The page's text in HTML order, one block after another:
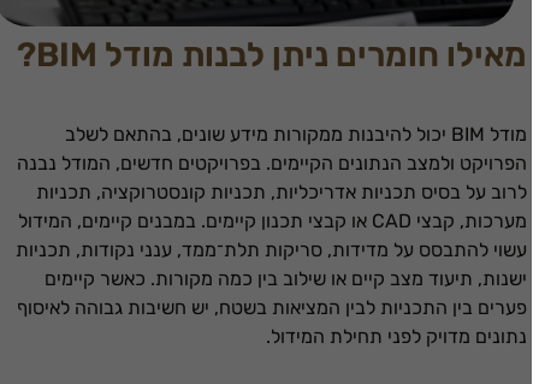
מאילו חומרים ניתן לבנות מודל BIM?
מודל BIM יכול להיבנות ממקורות מידע שונים, בהתאם לשלב
הפרויקט ולמצב הנתונים הקיימים. בפרויקטים חדשים, המודל נבנה
לרוב על בסיס תכניות אדריכליות, תכניות קונסטרוקציה, תכניות
מערכות, קבצי CAD או קבצי תכנון קיימים. במבנים קיימים, המידול
עשוי להתבסס על מדידות, סריקות תלת־ממד, ענני נקודות, תכניות
ישנות, תיעוד מצב קיים או שילוב בין כמה מקורות. כאשר קיימים
פערים בין התכניות לבין המציאות בשטח, יש חשיבות גבוהה לאיסוף
נתונים מדויק לפני תחילת המידול.